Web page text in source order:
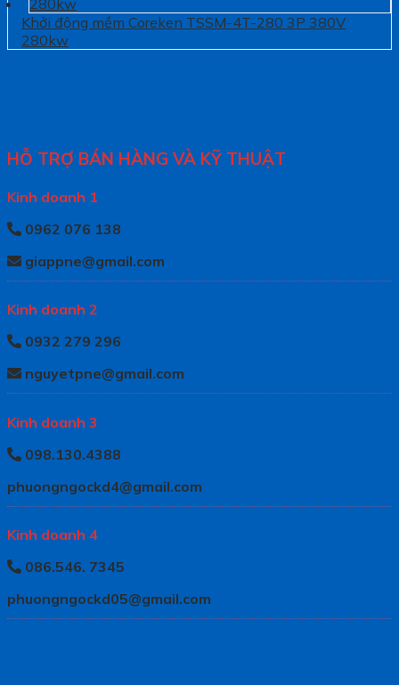
Khởi động mềm Coreken TSSM-4T-280 3P 380V
280kw
HỖ TRỢ BÁN HÀNG VÀ KỸ THUẬT
Kinh doanh 1
0962 076 138
giappne@gmail.com
Kinh doanh 2
0932 279 296
nguyetpne@gmail.com
Kinh doanh 3
098.130.4388
phuongngockd4@gmail.com
Kinh doanh 4
086.546. 7345
phuongngockd05@gmail.com